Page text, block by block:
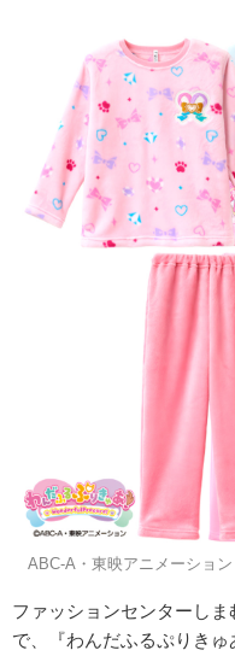
©ABC-A・東映アニメーション
ファッションセンターしま
で、『わんだふるぷりきゅ